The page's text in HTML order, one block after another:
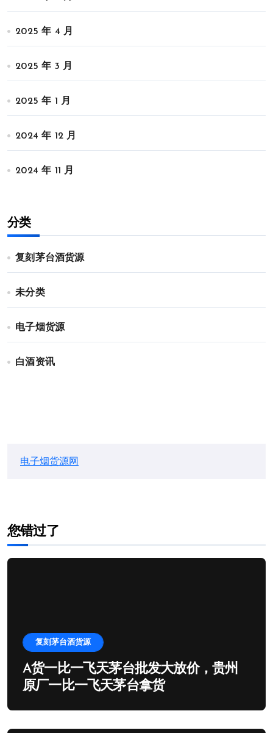
2025 年 4 月
2025 年 3 月
2025 年 1 月
2024 年 12 月
2024 年 11 月
分类
复刻茅台酒货源
未分类
电子烟货源
白酒资讯
电子烟货源网
您错过了
复刻茅台酒货源
A货一比一飞天茅台批发大放价，贵州
原厂一比一飞天茅台拿货